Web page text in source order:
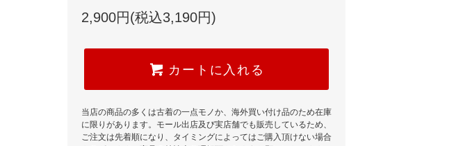
2,900円(税込3,190円)
カートに入れる
当店の商品の多くは古着の一点モノか、海外買い付け品のため在庫
に限りがあります。モール出店及び実店舗でも販売しているため、
ご注文は先着順になり、タイミングによってはご購入頂けない場合